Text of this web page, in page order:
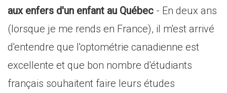
aux enfers d'un enfant au Québec - En deux ans
(lorsque je me rends en France), il m'est arrivé
d'entendre que l'optométrie canadienne est
excellente et que bon nombre d'étudiants
français souhaitent faire leurs études